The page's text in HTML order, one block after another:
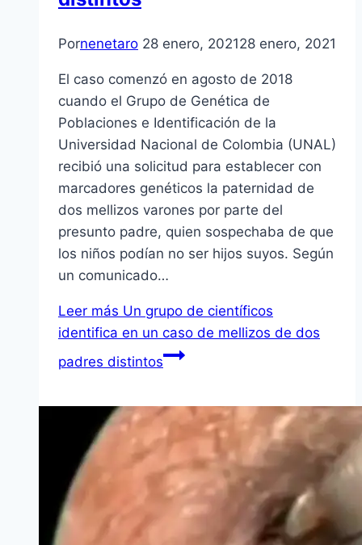
Pornenetaro 28 enero, 202128 enero, 2021
El caso comenzó en agosto de 2018
cuando el Grupo de Genética de
Poblaciones e Identificación de la
Universidad Nacional de Colombia (UNAL)
recibió una solicitud para establecer con
marcadores genéticos la paternidad de
dos mellizos varones por parte del
presunto padre, quien sospechaba de que
los niños podían no ser hijos suyos. Según
un comunicado…
Leer más Un grupo de científicos
identifica en un caso de mellizos de dos
padres distintos